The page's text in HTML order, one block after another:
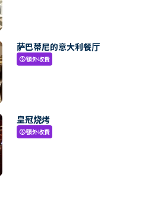
萨巴蒂尼的意大利餐厅
paid額外收費
皇冠烧烤
paid額外收費